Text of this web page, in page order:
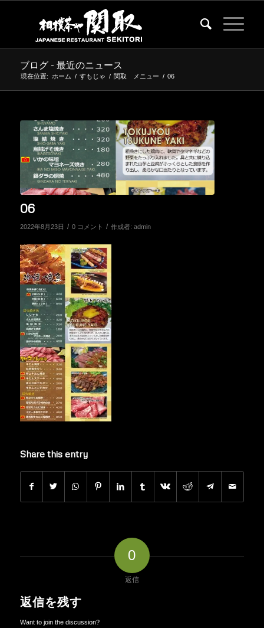
ブログ - 最近のニュース
現在位置: ホーム / すもじゃ / 関取 メニュー / 06
06
2022年8月23日 / 0 コメント / 作成者: admin
Share this entry
0
返信
返信を残す
Want to join the discussion?